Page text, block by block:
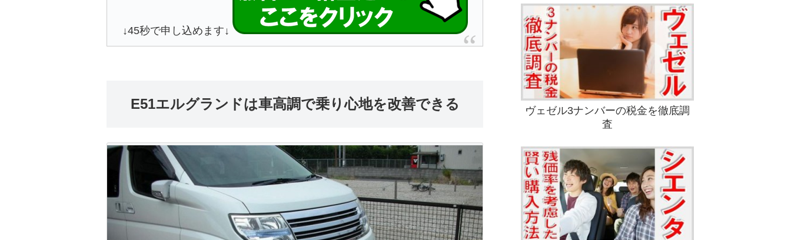
↓45秒で申し込めます↓
E51エルグランドは車高調で乗り心地を改善できる
ヴェゼル3ナンバーの税金を徹底調
査